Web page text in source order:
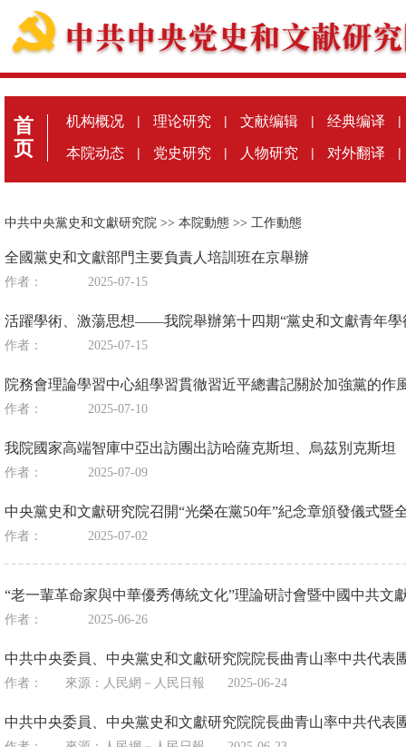
首
页
机构概况 | 理论研究 | 文献编辑 | 经典编译 |
本院动态 | 党史研究 | 人物研究 | 对外翻译 |
中共中央黨史和文獻研究院 >> 本院動態 >> 工作動態
全國黨史和文獻部門主要負責人培訓班在京舉辦
作者： 2025-07-15
活躍學術、激蕩思想——我院舉辦第十四期“黨史和文獻青年學
作者： 2025-07-15
院務會理論學習中心組學習貫徹習近平總書記關於加強黨的
作者： 2025-07-10
我院國家高端智庫中亞出訪團出訪哈薩克斯坦、烏茲別克斯坦
作者： 2025-07-09
中央黨史和文獻研究院召開“光榮在黨50年”紀念章頒發儀式暨
作者： 2025-07-02
“老一輩革命家與中華優秀傳統文化”理論研討會暨中國中共文
作者： 2025-06-26
中共中央委員、中央黨史和文獻研究院院長曲青山率中共代表
作者： 來源： 人民網－人民日報 2025-06-24
中共中央委員、中央黨史和文獻研究院院長曲青山率中共代表